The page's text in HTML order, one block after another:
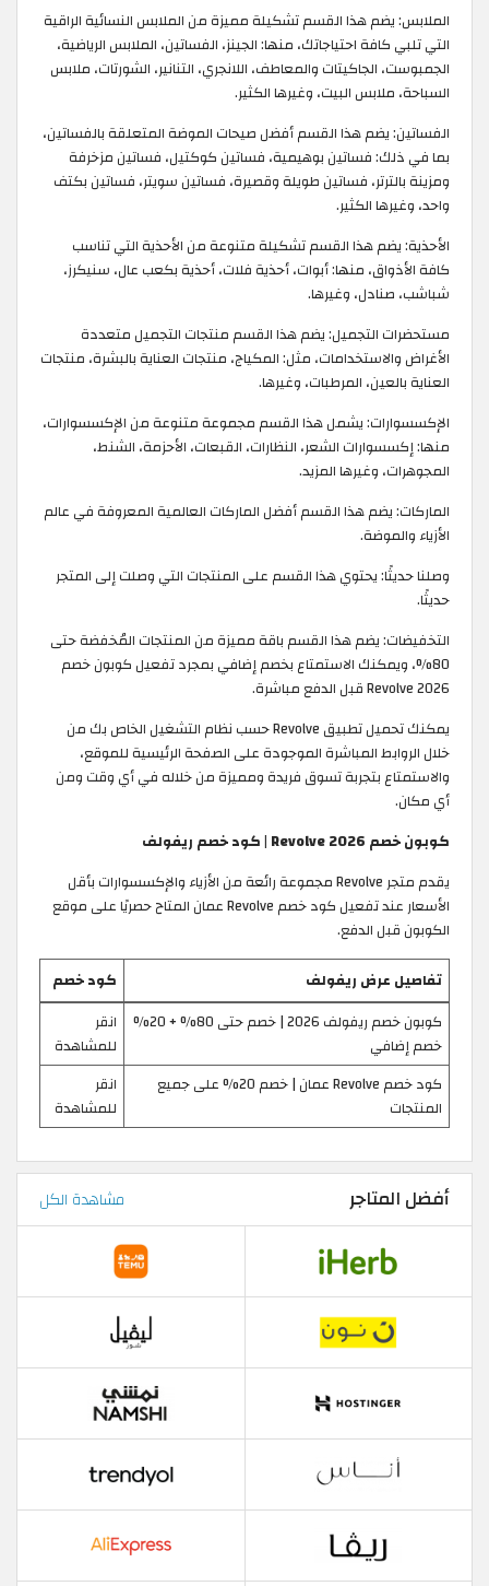
الملابس: يضم هذا القسم تشكيلة مميزة من الملابس النسائية الراقية
التي تلبي كافة احتياجاتك، منها: الجينز، الفساتين، الملابس الرياضية،
الجمبوست، الجاكيتات والمعاطف، اللانجري، التنانير، الشورتات، ملابس
السباحة، ملابس البيت، وغيرها الكثير.
الفساتين: يضم هذا القسم أفضل صيحات الموضة المتعلقة بالفساتين،
بما في ذلك: فساتين بوهيمية، فساتين كوكتيل، فساتين مزخرفة
ومزينة بالترتر، فساتين طويلة وقصيرة، فساتين سويتر، فساتين بكتف
واحد، وغيرها الكثير.
الأحذية: يضم هذا القسم تشكيلة متنوعة من الأحذية التي تناسب
كافة الأذواق، منها: أبوات، أحذية فلات، أحذية بكعب عال، سنيكرز،
شباشب، صنادل، وغيرها.
مستحضرات التجميل: يضم هذا القسم منتجات التجميل متعددة
الأغراض والاستخدامات، مثل: المكياج، منتجات العناية بالبشرة، منتجات
العناية بالعين، المرطبات، وغيرها.
الإكسسوارات: يشمل هذا القسم مجموعة متنوعة من الإكسسوارات،
منها: إكسسوارات الشعر، النظارات، القبعات، الأحزمة، الشنط،
المجوهرات، وغيرها المزيد.
الماركات: يضم هذا القسم أفضل الماركات العالمية المعروفة في عالم
الأزياء والموضة.
وصلنا حديثًا: يحتوي هذا القسم على المنتجات التي وصلت إلى المتجر
حديثًا.
التخفيضات: يضم هذا القسم باقة مميزة من المنتجات المُخفضة حتى
80%، ويمكنك الاستمتاع بخصم إضافي بمجرد تفعيل كوبون خصم
Revolve 2026 قبل الدفع مباشرة.
يمكنك تحميل تطبيق Revolve حسب نظام التشغيل الخاص بك من
خلال الروابط المباشرة الموجودة على الصفحة الرئيسية للموقع،
والاستمتاع بتجربة تسوق فريدة ومميزة من خلاله في أي وقت ومن
أي مكان.
كوبون خصم Revolve 2026 | كود خصم ريفولف
يقدم متجر Revolve مجموعة رائعة من الأزياء والإكسسوارات بأقل
الأسعار عند تفعيل كود خصم Revolve عمان المتاح حصريًا على موقع
الكوبون قبل الدفع.
تفاصيل عرض ريفولف
كود خصم
كوبون خصم ريفولف 2026 | خصم حتى 80% + 20%
خصم إضافي
انقر
للمشاهدة
كود خصم Revolve عمان | خصم 20% على جميع
المنتجات
انقر
للمشاهدة
أفضل المتاجر مشاهدة الكل